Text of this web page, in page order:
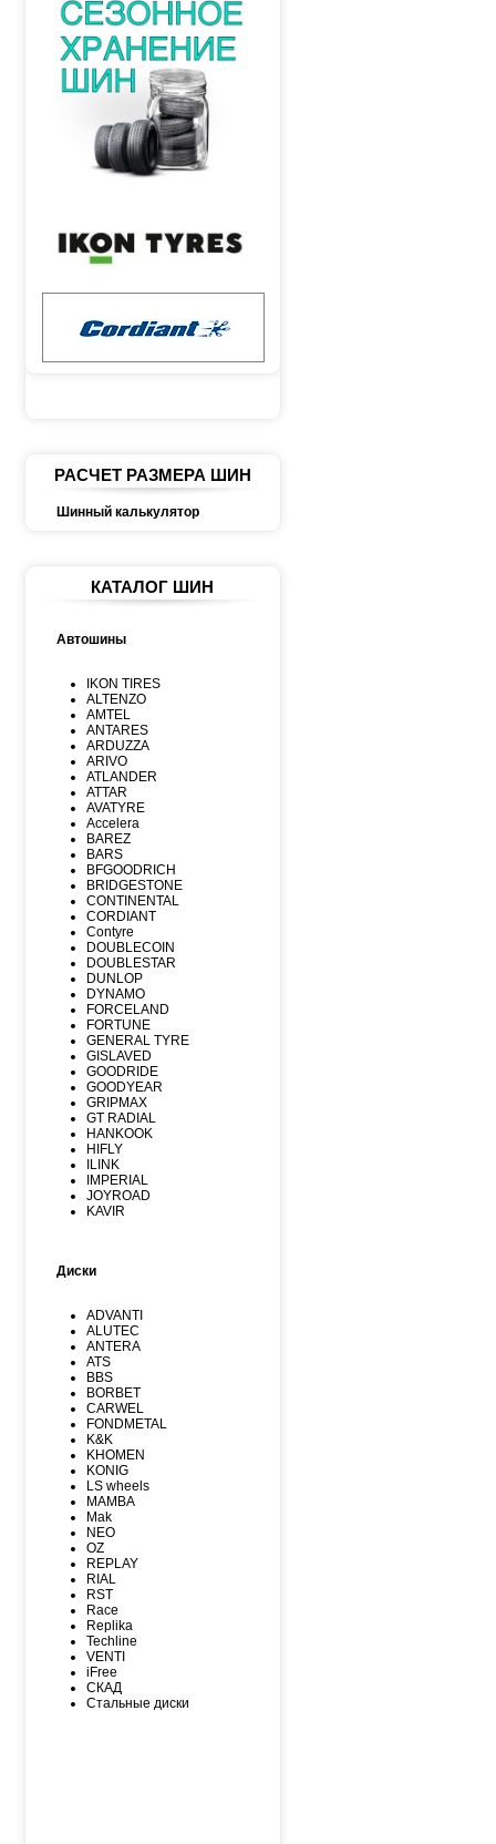
РАСЧЕТ РАЗМЕРА ШИН
Шинный калькулятор
КАТАЛОГ ШИН
Автошины
IKON TIRES
ALTENZO
AMTEL
ANTARES
ARDUZZA
ARIVO
ATLANDER
ATTAR
AVATYRE
Accelera
BAREZ
BARS
BFGOODRICH
BRIDGESTONE
CONTINENTAL
CORDIANT
Contyre
DOUBLECOIN
DOUBLESTAR
DUNLOP
DYNAMO
FORCELAND
FORTUNE
GENERAL TYRE
GISLAVED
GOODRIDE
GOODYEAR
GRIPMAX
GT RADIAL
HANKOOK
HIFLY
ILINK
IMPERIAL
JOYROAD
KAVIR
LAUFENN
MARSHAL
MATADOR
MAXXIS
MICHELIN
MIRAGE
NEXEN
NITTO
NOKIAN
NOKIAN NORDMAN
Nordman Nordman
ONYX
PACE
PIRELLI
PIRELLI Formula
ROADCRUZA
ROADKING
ROADMARCH
ROADSTONE
ROTALLA
SAILUN
SATOYA
SONIX
SUNFULL
TIGAR
TORERO
TORQUE
Диски
ADVANTI
ALUTEC
ANTERA
ATS
BBS
BORBET
CARWEL
FONDMETAL
K&K
KHOMEN
KONIG
LS wheels
MAMBA
Mak
NEO
OZ
REPLAY
RIAL
RST
Race
Replika
Techline
VENTI
iFree
СКАД
Стальные диски